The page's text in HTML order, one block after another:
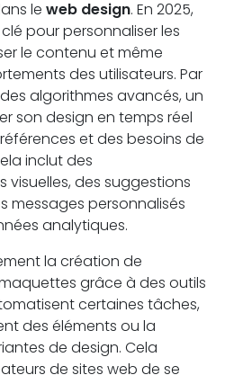
le web design. En 2025,
pour personnaliser les
le contenu et même
des utilisateurs. Par
algorithmes avancés, un
son design en temps réel
et des besoins de
inclut des
des suggestions
messages personnalisés
analytiques.
la création de
grâce à des outils
certaines tâches,
des éléments ou la
de design. Cela
de sites web de se